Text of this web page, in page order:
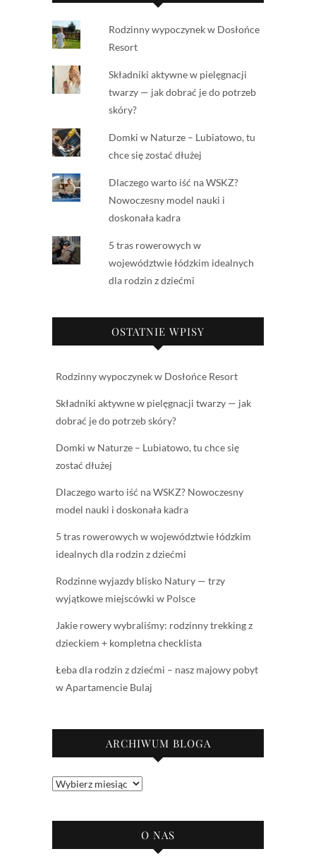
Rodzinny wypoczynek w Dosłońce
Resort
Składniki aktywne w pielęgnacji
twarzy — jak dobrać je do potrzeb
skóry?
Domki w Naturze – Lubiatowo, tu
chce się zostać dłużej
Dlaczego warto iść na WSKZ?
Nowoczesny model nauki i
doskonała kadra
5 tras rowerowych w
województwie łódzkim idealnych
dla rodzin z dziećmi
OSTATNIE WPISY
Rodzinny wypoczynek w Dosłońce Resort
Składniki aktywne w pielęgnacji twarzy — jak
dobrać je do potrzeb skóry?
Domki w Naturze – Lubiatowo, tu chce się
zostać dłużej
Dlaczego warto iść na WSKZ? Nowoczesny
model nauki i doskonała kadra
5 tras rowerowych w województwie łódzkim
idealnych dla rodzin z dziećmi
Rodzinne wyjazdy blisko Natury — trzy
wyjątkowe miejscówki w Polsce
Jakie rowery wybraliśmy: rodzinny trekking z
dzieckiem + kompletna checklista
Łeba dla rodzin z dziećmi – nasz majowy pobyt
w Apartamencie Bulaj
ARCHIWUM BLOGA
Archiwum
O NAS